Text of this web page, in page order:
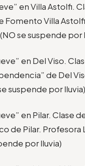
en Villa Astolfi.
Fomento Villa
se suspende por
en Del Viso.
de Del
suspende por lluvia)
en Pilar. Clase
de Pilar. Profesora
por lluvia)